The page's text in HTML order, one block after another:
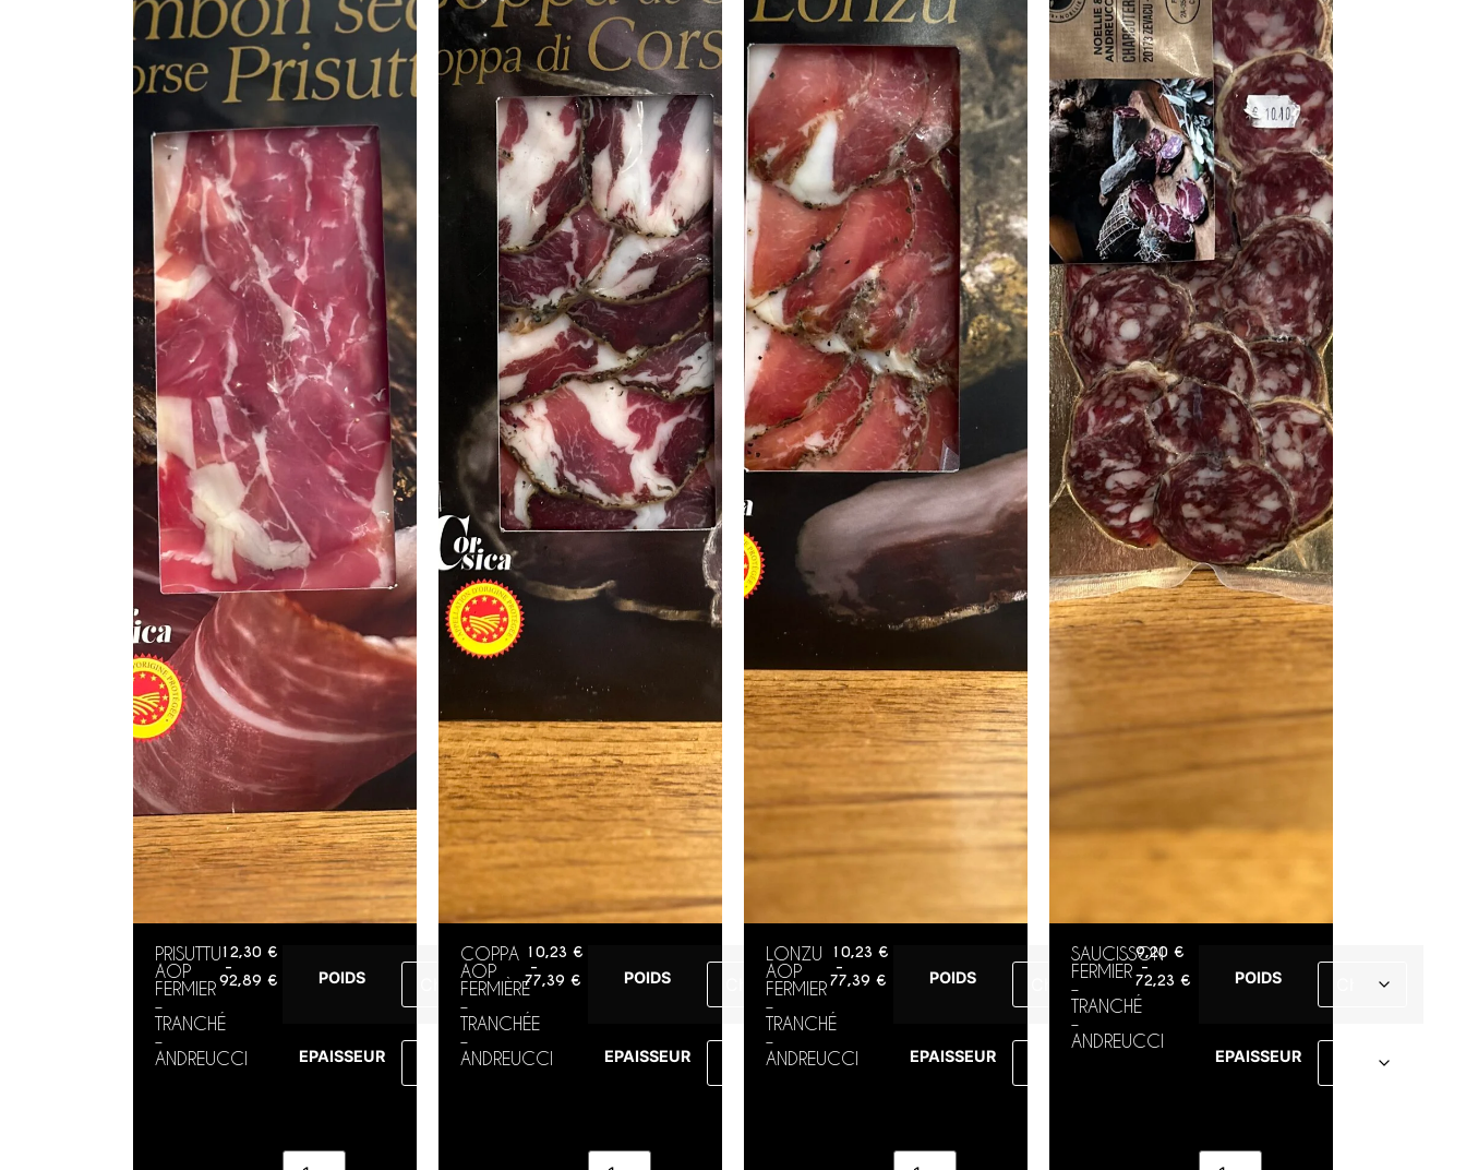
PRISUTTU
AOP
FERMIER
–
TRANCHÉ
–
ANDREUCCI
12,30 €
–
92,89 € POIDS
EPAISSEUR
COPPA
AOP
FERMIÈRE
–
TRANCHÉE
–
ANDREUCCI
10,23 €
–
77,39 € POIDS
EPAISSEUR
LONZU
AOP
FERMIER
–
TRANCHÉ
–
ANDREUCCI
10,23 €
–
77,39 € POIDS
EPAISSEUR
SAUCISSON
FERMIER
–
TRANCHÉ
–
ANDREUCCI
9,20 €
–
72,23 € POIDS
EPAISSEUR